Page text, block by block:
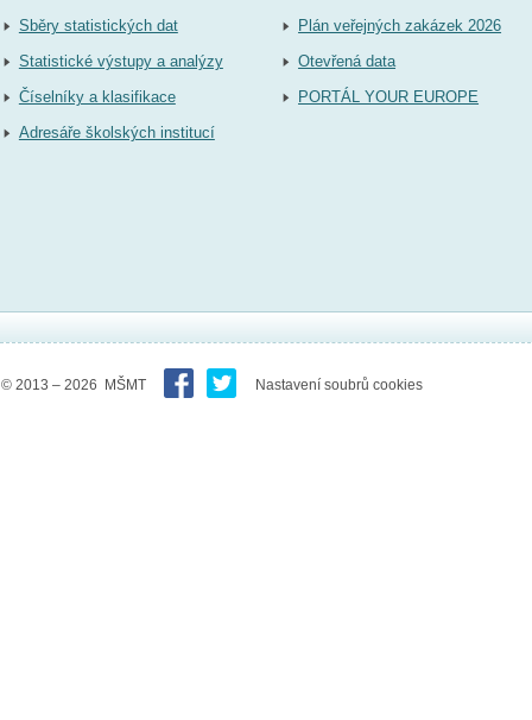
Sběry statistických dat
Statistické výstupy a analýzy
Číselníky a klasifikace
Adresáře školských institucí
Plán veřejných zakázek 2026
Otevřená data
PORTÁL YOUR EUROPE
© 2013 – 2026 MŠMT Nastavení soubrů cookies